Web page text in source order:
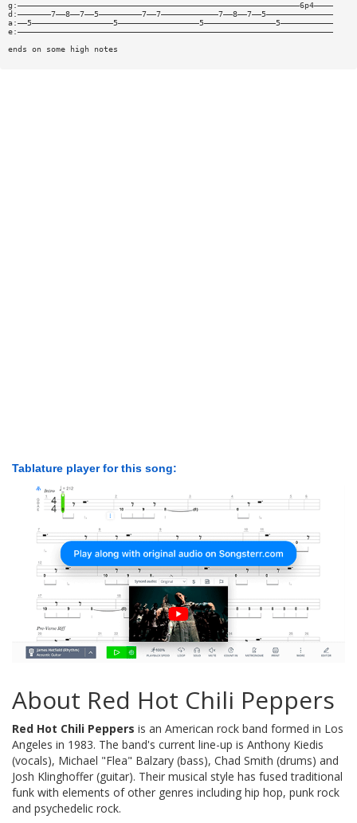
g:———————————————————————————————————————————————————————————6p4————
d:———————7——8——7——5—————————7——7————————————7——8——7——5——————————————
a:——5—————————————————5—————————————————5———————————————5———————————
e:——————————————————————————————————————————————————————————————————
ends on some high notes
Tablature player for this song:
About Red Hot Chili Peppers
Red Hot Chili Peppers is an American rock band formed in Los
Angeles in 1983. The band's current line-up is Anthony Kiedis
(vocals), Michael "Flea" Balzary (bass), Chad Smith (drums) and
Josh Klinghoffer (guitar). Their musical style has fused traditional
funk with elements of other genres including hip hop, punk rock
and psychedelic rock.